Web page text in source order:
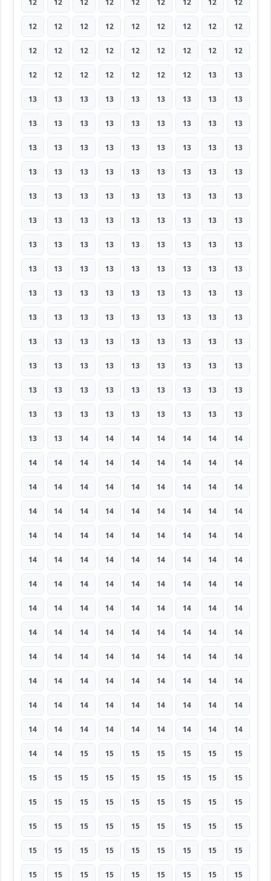
12 12 12 12 12 12 12 12 12
12 12 12 12 12 12 12 12 12
12 12 12 12 12 12 12 12 12
12 12 12 12 12 12 12 13 13
13 13 13 13 13 13 13 13 13
13 13 13 13 13 13 13 13 13
13 13 13 13 13 13 13 13 13
13 13 13 13 13 13 13 13 13
13 13 13 13 13 13 13 13 13
13 13 13 13 13 13 13 13 13
13 13 13 13 13 13 13 13 13
13 13 13 13 13 13 13 13 13
13 13 13 13 13 13 13 13 13
13 13 13 13 13 13 13 13 13
13 13 13 13 13 13 13 13 13
13 13 13 13 13 13 13 13 13
13 13 13 13 13 13 13 13 13
13 13 13 13 13 13 13 13 13
13 13 14 14 14 14 14 14 14
14 14 14 14 14 14 14 14 14
14 14 14 14 14 14 14 14 14
14 14 14 14 14 14 14 14 14
14 14 14 14 14 14 14 14 14
14 14 14 14 14 14 14 14 14
14 14 14 14 14 14 14 14 14
14 14 14 14 14 14 14 14 14
14 14 14 14 14 14 14 14 14
14 14 14 14 14 14 14 14 14
14 14 14 14 14 14 14 14 14
14 14 14 14 14 14 14 14 14
14 14 14 14 14 14 14 14 14
14 14 15 15 15 15 15 15 15
15 15 15 15 15 15 15 15 15
15 15 15 15 15 15 15 15 15
15 15 15 15 15 15 15 15 15
15 15 15 15 15 15 15 15 15
15 15 15 15 15 15 15 15 15